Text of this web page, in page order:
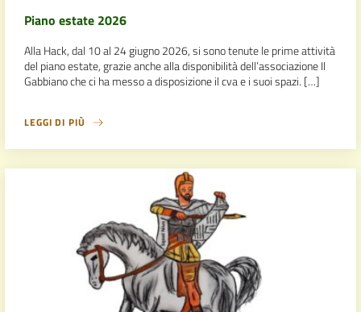
Piano estate 2026
Alla Hack, dal 10 al 24 giugno 2026, si sono tenute le prime attività
del piano estate, grazie anche alla disponibilità dell’associazione Il
Gabbiano che ci ha messo a disposizione il cva e i suoi spazi. […]
LEGGI DI PIÙ